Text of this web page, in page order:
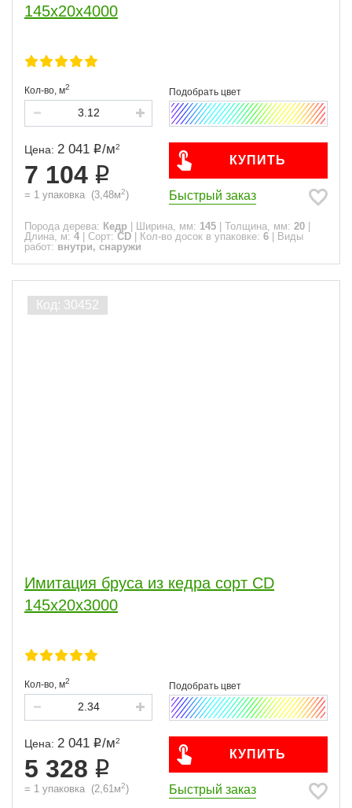
145x20x4000
Кол-во, м2
Цена: 2 041 /м2
7 104
= 1 упаковка (3,48м2)
КУПИТЬ
Быстрый заказ
Порода дерева: Кедр Ширина, мм: 145 Толщина, мм: 20
Длина, м: 4 Сорт: CD Кол-во досок в упаковке: 6
Виды
работ: внутри, снаружи
Имитация бруса из кедра сорт CD
145x20x3000
Кол-во, м2
Цена: 2 041 /м2
5 328
= 1 упаковка (2,61м2)
КУПИТЬ
Быстрый заказ